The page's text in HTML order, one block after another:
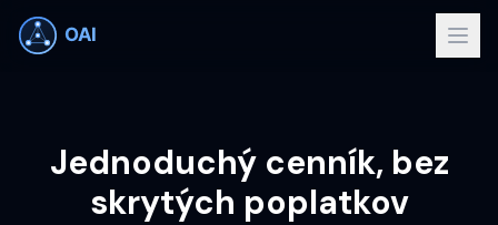
Jednoduchý cenník, bez
skrytých poplatkov